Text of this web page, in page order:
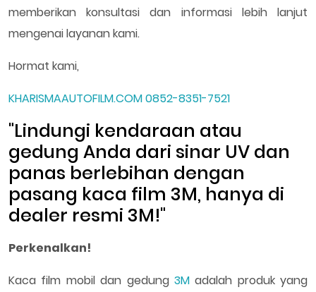
memberikan konsultasi dan informasi lebih lanjut
mengenai layanan kami.
Hormat kami,
KHARISMAAUTOFILM.COM0852-8351-7521
"Lindungi kendaraan atau
gedung Anda dari sinar UV dan
panas berlebihan dengan
pasang kaca film 3M, hanya di
dealer resmi 3M!"
Perkenalkan!
Kaca film mobil dan gedung 3Madalah produk yang